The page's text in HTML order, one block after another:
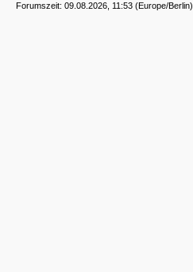
Forumszeit: 09.08.2026, 11:53 (Europe/Berlin)